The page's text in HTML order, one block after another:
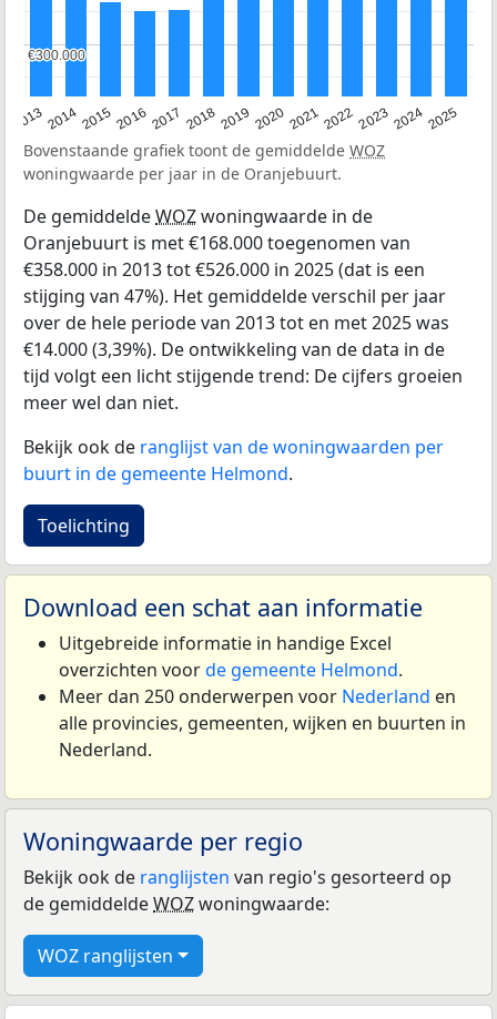
20132014201520162017 20182019 202020212022202320242025
€300.000
€300.000
Bovenstaande grafiek toont de gemiddelde WOZ
woningwaarde per jaar in de Oranjebuurt.
De gemiddeldeWOZwoningwaarde in de
Oranjebuurt is met €168.000 toegenomen van
€358.000 in 2013 tot €526.000 in 2025 (dat is een
stijging van 47%). Het gemiddelde verschil per jaar
over de hele periode van 2013 tot en met 2025 was
€14.000 (3,39%). De ontwikkeling van de data in de
tijd volgt een licht stijgende trend: De cijfers groeien
meer wel dan niet.
Bekijk ook de ranglijst van de woningwaarden per
buurt in de gemeente Helmond.
Toelichting
Download een schat aan informatie
Uitgebreide informatie in handige Excel
overzichten voorde gemeente Helmond.
Meer dan 250 onderwerpen voor Nederland en
alle provincies, gemeenten, wijken en buurten in
Nederland.
Woningwaarde per regio
Bekijk ook de ranglijsten van regio's gesorteerd op
de gemiddeldeWOZwoningwaarde:
WOZ ranglijsten